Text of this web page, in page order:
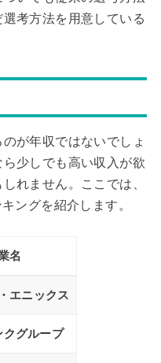
考方法を用意している
が年収ではないでしょ
少しでも高い収入が欲
れません。ここでは、
ングを紹介します。
名
エニックス
クグループ